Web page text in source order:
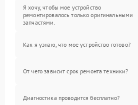
Я хочу, чтобы мое устройство
ремонтировалось только оригинальными
запчастями.
Как я узнаю, что мое устройство готово?
От чего зависит срок ремонта техники?
Диагностика проводится бесплатно?